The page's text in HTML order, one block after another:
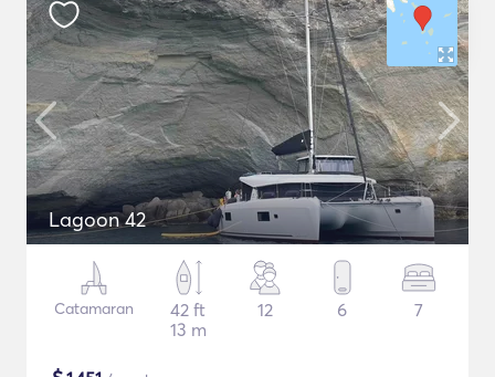
Lagoon 42
Catamaran
42 ft
13 m
12 6 7